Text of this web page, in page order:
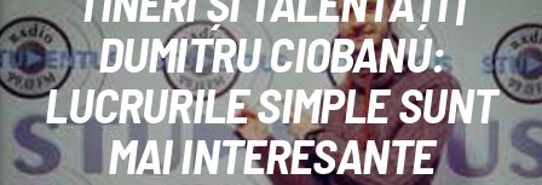
DUMITRU CIOBANU:
LUCRURILE SIMPLE SUNT
MAI INTERESANTE